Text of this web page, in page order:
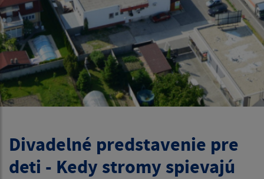
Divadelné predstavenie pre
deti - Kedy stromy spievajú